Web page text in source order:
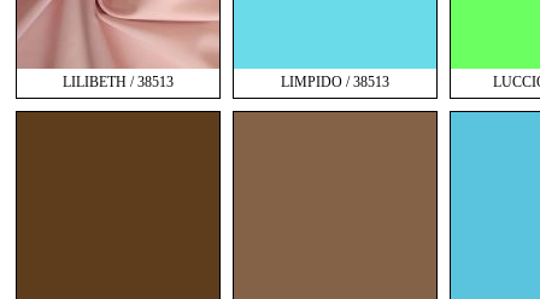
LILIBETH / 38513 LIMPIDO / 38513